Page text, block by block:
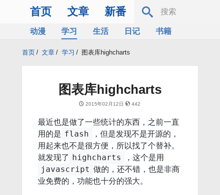
首页 文章 新番
动漫 学习 生活 日记
书籍
首页 / 文章 / 学习 / 图表库highcharts
图表库highcharts
2015年02月12日 442
最近也是做了一些统计的东西，之前一直
用的是 flash
，但是发现不是开源的，
用起来也不是很方便，所以找了个替补。
就发现了 highcharts ，这个是用
javascript 做的，还不错，也是非商
业免费的，功能也十分的强大。